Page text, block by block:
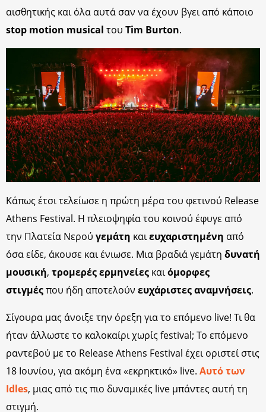
αισθητικής και όλα αυτά σαν να έχουν βγει από κάποιο
stop motion musical του Tim Burton.
Κάπως έτσι τελείωσε η πρώτη μέρα του φετινού Release
Athens Festival. Η πλειοψηφία του κοινού έφυγε από
την Πλατεία Νερού γεμάτη καιευχαριστημένη από
όσα είδε, άκουσε και ένιωσε. Μια βραδιά γεμάτη δυνατή
μουσική, τρομερές ερμηνείες καιόμορφες
στιγμέςπου ήδη αποτελούν ευχάριστες αναμνήσεις.
Σίγουρα μας άνοιξε την όρεξη για το επόμενο live! Τι θα
ήταν άλλωστε το καλοκαίρι χωρίς festival; Το επόμενο
ραντεβού με το Release Athens Festival έχει οριστεί στις
18 Ιουνίου, για ακόμη ένα «εκρηκτικό» live. Αυτό των
Idles, μιας από τις πιο δυναμικές live μπάντες αυτή τη
στιγμή.